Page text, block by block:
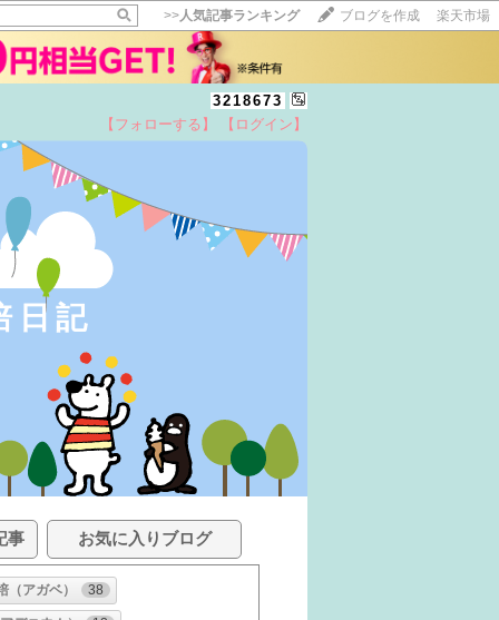
>>人気記事ランキング ブログを作成 楽天市場
3218673
【フォローする】 【ログイン】
日記
事 お気に入りブログ
（アガベ） 38